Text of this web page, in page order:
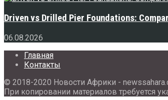
Driven vs Drilled Pier Foundations:
06.08.2026
Главная
Контакты
© 2018-2020 Новости Африки -
При копировании материалов требуется